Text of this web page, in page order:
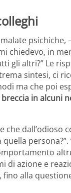
psichiche,
chiedevo, in
gli altri?” Le
sintesi, ci
ma che poi
breccia in alcuni
dall’odioso
di azione e
alla